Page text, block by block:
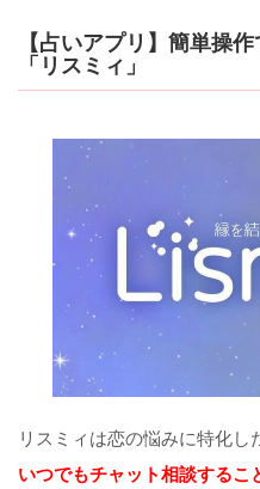
【占いアプリ】簡単操
「リスミィ」
リスミィは恋の悩みに特化し
いつでもチャット相談するこ